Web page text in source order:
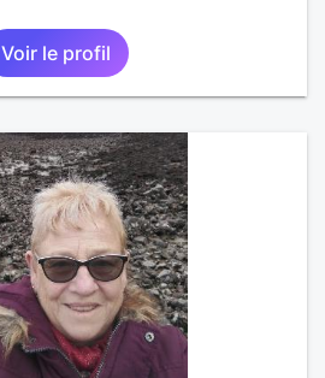
Voir le profil